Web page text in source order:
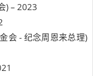
) – 2023
会 - 纪念周恩来总理)